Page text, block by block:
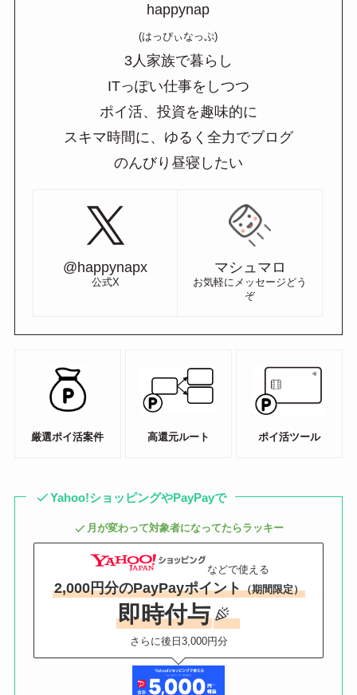
happynap
(はっぴぃなっぷ)
3人家族で暮らし
ITっぽい仕事をしつつ
ポイ活、投資を趣味的に
スキマ時間に、ゆるく全力でブログ
のんびり昼寝したい
@happynapx
公式X
マシュマロ
お気軽にメッセージどう
ぞ
厳選ポイ活案件 高還元ルート ポイ活ツール
Yahoo!ショッピングやPayPayで
月が変わって対象者になってたらラッキー
などで使える
2,000円分のPayPayポイント（期間限定）
即時付与
さらに後日3,000円分